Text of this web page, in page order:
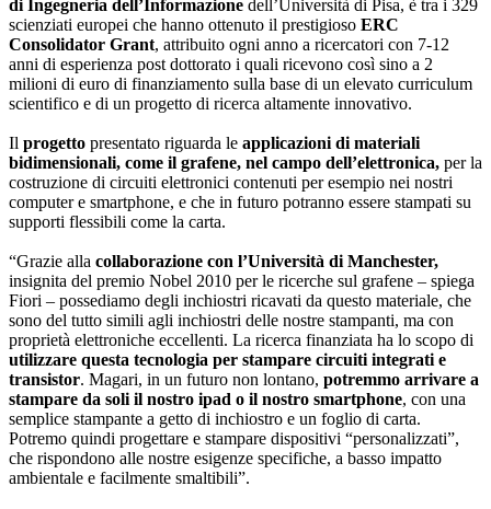
di Ingegneria dell’Informazione dell’Università di Pisa, è tra i 329
scienziati europei che hanno ottenuto il prestigioso ERC
Consolidator Grant, attribuito ogni anno a ricercatori con 7-12
anni di esperienza post dottorato i quali ricevono così sino a 2
milioni di euro di finanziamento sulla base di un elevato curriculum
scientifico e di un progetto di ricerca altamente innovativo.
Il progetto presentato riguarda le applicazioni di materiali
bidimensionali, come il grafene, nel campo dell’elettronica, per la
costruzione di circuiti elettronici contenuti per esempio nei nostri
computer e smartphone, e che in futuro potranno essere stampati su
supporti flessibili come la carta.
“Grazie alla collaborazione con l’Università di Manchester,
insignita del premio Nobel 2010 per le ricerche sul grafene – spiega
Fiori – possediamo degli inchiostri ricavati da questo materiale, che
sono del tutto simili agli inchiostri delle nostre stampanti, ma con
proprietà elettroniche eccellenti. La ricerca finanziata ha lo scopo di
utilizzare questa tecnologia per stampare circuiti integrati e
transistor. Magari, in un futuro non lontano, potremmo arrivare a
stampare da soli il nostro ipad o il nostro smartphone, con una
semplice stampante a getto di inchiostro e un foglio di carta.
Potremo quindi progettare e stampare dispositivi “personalizzati”,
che rispondono alle nostre esigenze specifiche, a basso impatto
ambientale e facilmente smaltibili”.